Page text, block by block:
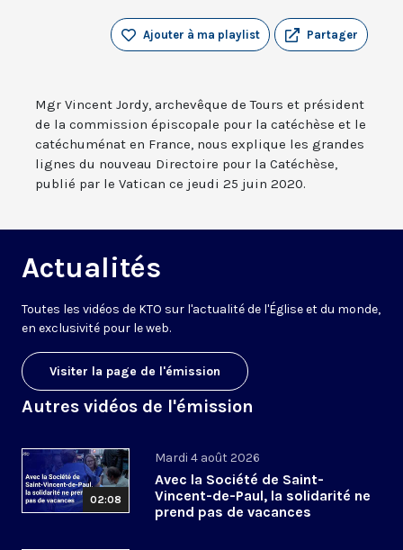
Partager
Ajouter à ma playlist
Mgr Vincent Jordy, archevêque de Tours et président
de la commission épiscopale pour la catéchèse et le
catéchuménat en France, nous explique les grandes
lignes du nouveau Directoire pour la Catéchèse,
publié par le Vatican ce jeudi 25 juin 2020.
Actualités
Toutes les vidéos de KTO sur l'actualité de l'Église et du monde,
en exclusivité pour le web.
Visiter la page de l'émission
Autres vidéos de l'émission
02:08
Mardi 4 août 2026
Avec la Société de Saint-
Vincent-de-Paul, la solidarité ne
prend pas de vacances